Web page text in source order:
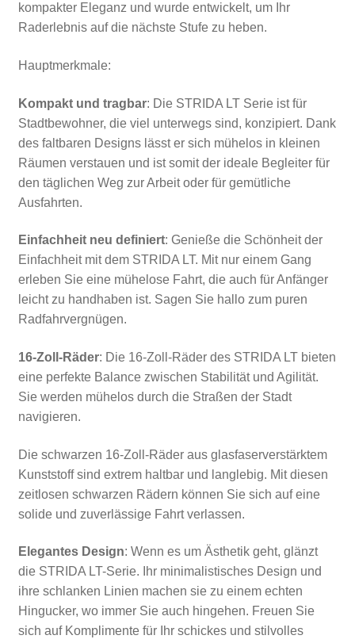
kompakter Eleganz und wurde entwickelt, um Ihr
Raderlebnis auf die nächste Stufe zu heben.
Hauptmerkmale:
Kompakt und tragbar: Die STRIDA LT Serie ist für
Stadtbewohner, die viel unterwegs sind, konzipiert. Dank
des faltbaren Designs lässt er sich mühelos in kleinen
Räumen verstauen und ist somit der ideale Begleiter für
den täglichen Weg zur Arbeit oder für gemütliche
Ausfahrten.
Einfachheit neu definiert: Genieße die Schönheit der
Einfachheit mit dem STRIDA LT. Mit nur einem Gang
erleben Sie eine mühelose Fahrt, die auch für Anfänger
leicht zu handhaben ist. Sagen Sie hallo zum puren
Radfahrvergnügen.
16-Zoll-Räder: Die 16-Zoll-Räder des STRIDA LT bieten
eine perfekte Balance zwischen Stabilität und Agilität.
Sie werden mühelos durch die Straßen der Stadt
navigieren.
Die schwarzen 16-Zoll-Räder aus glasfaserverstärktem
Kunststoff sind extrem haltbar und langlebig. Mit diesen
zeitlosen schwarzen Rädern können Sie sich auf eine
solide und zuverlässige Fahrt verlassen.
Elegantes Design: Wenn es um Ästhetik geht, glänzt
die STRIDA LT-Serie. Ihr minimalistisches Design und
ihre schlanken Linien machen sie zu einem echten
Hingucker, wo immer Sie auch hingehen. Freuen Sie
sich auf Komplimente für Ihr schickes und stilvolles